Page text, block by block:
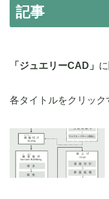
記事
「ジュエリーCAD」
各タイトルをクリック